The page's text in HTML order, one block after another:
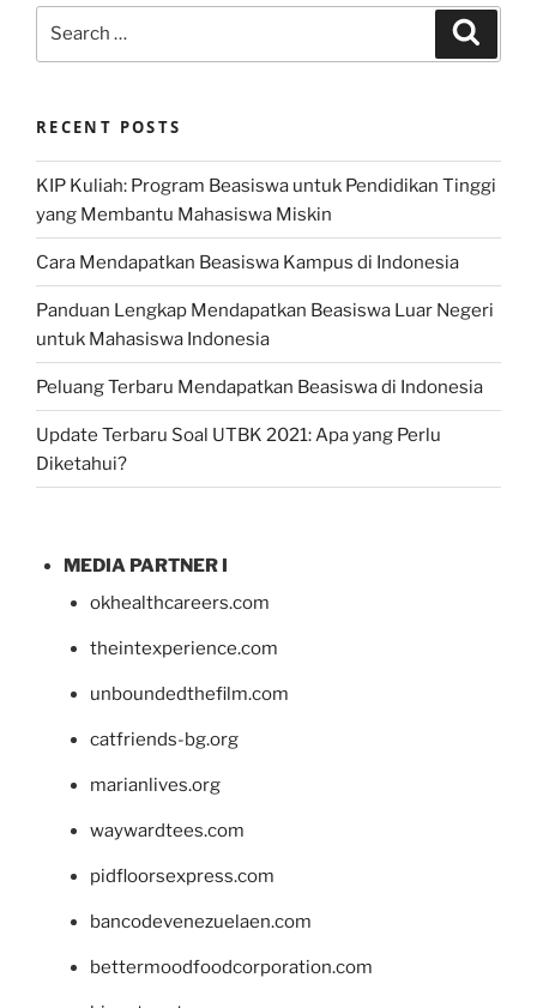
RECENT POSTS
KIP Kuliah: Program Beasiswa untuk Pendidikan Tinggi
yang Membantu Mahasiswa Miskin
Cara Mendapatkan Beasiswa Kampus di Indonesia
Panduan Lengkap Mendapatkan Beasiswa Luar Negeri
untuk Mahasiswa Indonesia
Peluang Terbaru Mendapatkan Beasiswa di Indonesia
Update Terbaru Soal UTBK 2021: Apa yang Perlu
Diketahui?
MEDIA PARTNER I
okhealthcareers.com
theintexperience.com
unboundedthefilm.com
catfriends-bg.org
marianlives.org
waywardtees.com
pidfloorsexpress.com
bancodevenezuelaen.com
bettermoodfoodcorporation.com